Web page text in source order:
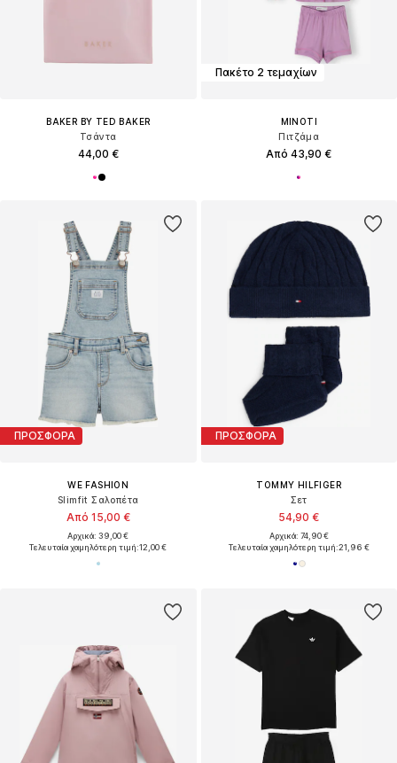
BAKER BY TED BAKER
Τσάντα
44,00 €
Πακέτο 2 τεμαχίων
MINOTI
Πιτζάμα
Από 43,90 €
ΠΡΟΣΦΟΡΑ
WE FASHION
Slimfit Σαλοπέτα
Από 15,00 €
Αρχικά: 39,00 €
Τελευταία χαμηλότερη τιμή:12,00 €
ΠΡΟΣΦΟΡΑ
TOMMY HILFIGER
Σετ
54,90 €
Αρχικά: 74,90 €
Τελευταία χαμηλότερη τιμή:21,96 €